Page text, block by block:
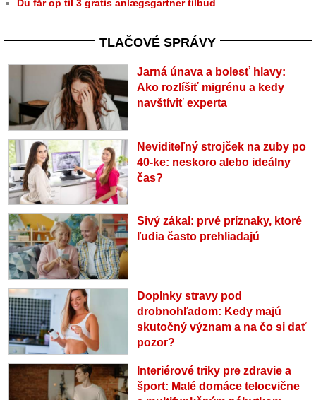
Du får op til 3 gratis anlægsgartner tilbud
TLAČOVÉ SPRÁVY
Jarná únava a bolesť hlavy:
Ako rozlíšiť migrénu a kedy
navštíviť experta
Neviditeľný strojček na zuby po
40-ke: neskoro alebo ideálny
čas?
Sivý zákal: prvé príznaky, ktoré
ľudia často prehliadajú
Doplnky stravy pod
drobnohľadom: Kedy majú
skutočný význam a na čo si dať
pozor?
Interiérové triky pre zdravie a
šport: Malé domáce telocvične